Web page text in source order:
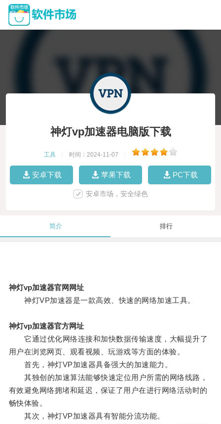
神灯vp加速器电脑版下载
工具 时间：2024-11-07
安卓下载 苹果下载 PC下载
安卓市场，安全绿色
简介 排行
神灯vp加速器官网网址
神灯VP加速器是一款高效、快速的网络加速工具。
神灯vp加速器官方网址
它通过优化网络连接和加快数据传输速度，大幅提升了
用户在浏览网页、观看视频、玩游戏等方面的体验。
首先，神灯VP加速器具备强大的加速能力。
其独创的加速算法能够快速定位用户所需的网络线路，
有效避免网络拥堵和延迟，保证了用户在进行网络活动时的
畅快体验。
其次，神灯VP加速器具有智能分流功能。